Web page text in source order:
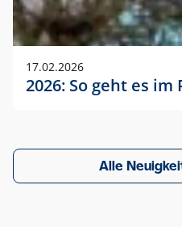
17.02.2026
2026: So geht es
Alle